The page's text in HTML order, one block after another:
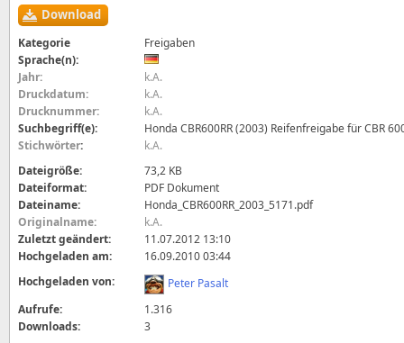
Download
Kategorie
Freigaben
Sprache(n):
Jahr:
k.A.
Druckdatum:
k.A.
Drucknummer:
k.A.
Suchbegriff(e):
Honda CBR600RR (2003) Reifenfreigabe für CBR
Stichwörter:
k.A.
Dateigröße:
73,2 KB
Dateiformat:
PDF Dokument
Dateiname:
Honda_CBR600RR_2003_5171.pdf
Originalname:
k.A.
Zuletzt geändert:
11.07.2012 13:10
Hochgeladen am:
16.09.2010 03:44
Hochgeladen von:
Peter Pasalt
Aufrufe:
1.316
Downloads:
3